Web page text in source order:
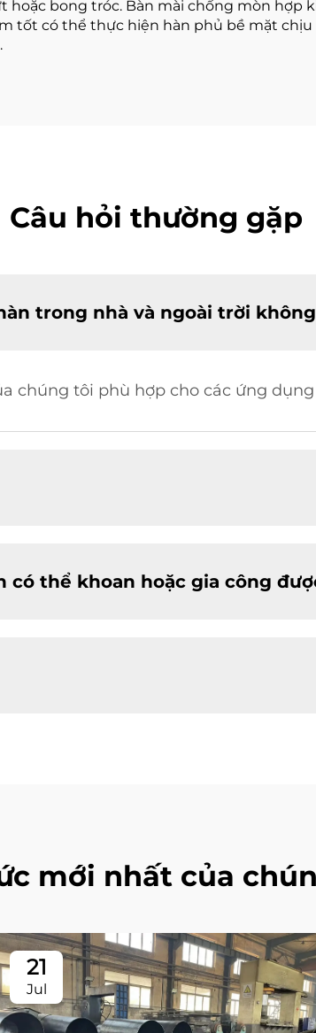
hoặc bong tróc. Bàn mài chống mòn
tốt có thể thực hiện hàn phủ bề mặt chịu
Câu hỏi thường gặp
trong nhà và ngoài trời
chúng tôi phù hợp cho các ứng
thể khoan hoặc gia công
mới nhất của
21
Jul